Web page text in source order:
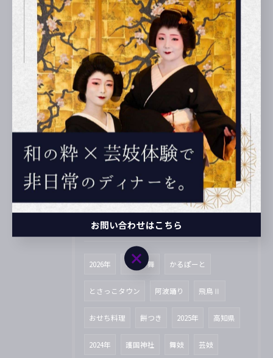
2025/06/02
三代目女将・濱口実佐子
2025/06/02
「ALS：筋萎縮性側索硬化症」を支援 参加致しました
2025/06/02
1.長屋でスタート
タグ Tags
2026年 奉納の舞 かるぽーと
とさっこタウン 阿波踊り 飛鳥Ⅱ
おせち料理 餅つき 2025年 高知県
2024年 護国神社 舞妓 芸妓
お問い合わせはこちら
お問い合わせはこちら